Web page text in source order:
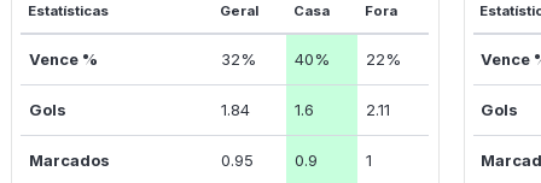
Estatísticas Geral Casa Fora
Vence % 32% 40% 22%
Gols 1.84 1.6 2.11
Marcados 0.95 0.9 1
Vence
Gols